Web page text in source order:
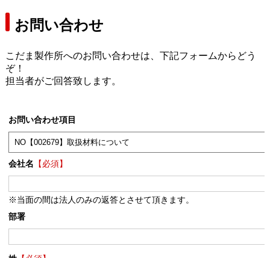
お問い合わせ
こだま製作所へのお問い合わせは、下記フォームからどう
ぞ！
担当者がご回答致します。
お問い合わせ項目
会社名 【必須】
※当面の間は法人のみの返答とさせて頂きます。
部署